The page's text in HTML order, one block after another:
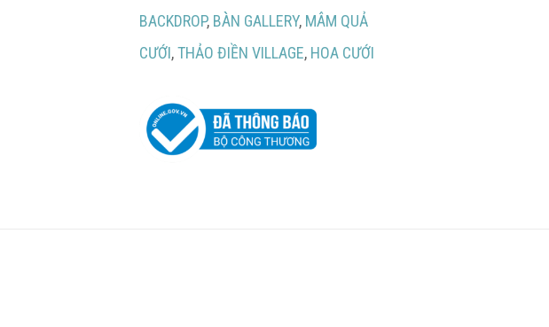
BACKDROP, BÀN GALLERY, MÂM QUẢ
CƯỚI,THẢO ĐIỀN VILLAGE, HOA CƯỚI